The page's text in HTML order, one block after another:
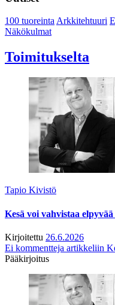
100 tuoreintaArkkitehtuuri
Näkökulmat
Toimitukselta
Tapio Kivistö
Kesä voi vahvistaa
Kirjoitettu 26.6.2026
Ei kommentteja artikkeliin
Pääkirjoitus